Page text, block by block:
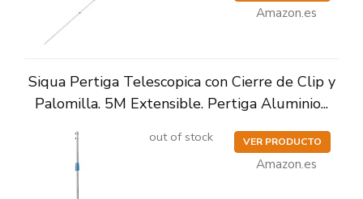
Amazon.es
Siqua Pertiga Telescopica con Cierre de Clip y
Palomilla. 5M Extensible. Pertiga Aluminio...
out of stock VER PRODUCTO
Amazon.es